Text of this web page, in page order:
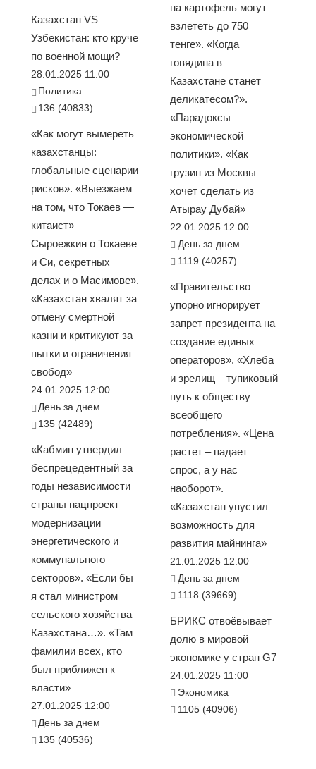
Казахстан VS
Узбекистан: кто круче
по военной мощи?
28.01.2025 11:00
Политика
136 (40833)
«Как могут вымереть
казахстанцы:
глобальные сценарии
рисков». «Выезжаем
на том, что Токаев —
китаист» —
Сыроежкин о Токаеве
и Си, секретных
делах и о Масимове».
«Казахстан хвалят за
отмену смертной
казни и критикуют за
пытки и ограничения
свобод»
24.01.2025 12:00
День за днем
135 (42489)
«Кабмин утвердил
беспрецедентный за
годы независимости
страны нацпроект
модернизации
энергетического и
коммунального
секторов». «Если бы
я стал министром
сельского хозяйства
Казахстана…». «Там
фамилии всех, кто
был приближен к
власти»
27.01.2025 12:00
День за днем
135 (40536)
на картофель могут
взлететь до 750
тенге». «Когда
говядина в
Казахстане станет
деликатесом?».
«Парадоксы
экономической
политики». «Как
грузин из Москвы
хочет сделать из
Атырау Дубай»
22.01.2025 12:00
День за днем
1119 (40257)
«Правительство
упорно игнорирует
запрет президента на
создание единых
операторов». «Хлеба
и зрелищ – тупиковый
путь к обществу
всеобщего
потребления». «Цена
растет – падает
спрос, а у нас
наоборот».
«Казахстан упустил
возможность для
развития майнинга»
21.01.2025 12:00
День за днем
1118 (39669)
БРИКС отвоёвывает
долю в мировой
экономике у стран G7
24.01.2025 11:00
Экономика
1105 (40906)